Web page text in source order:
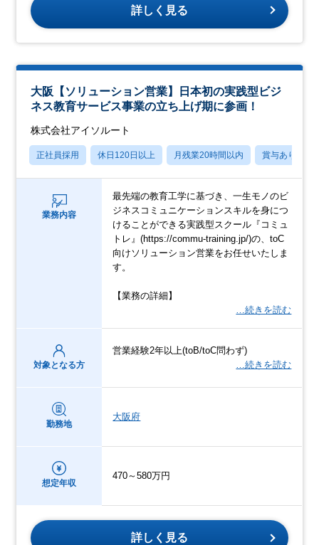
詳しく見る
大阪【ソリューション営業】日本初の実践型ビジ
ネス教育サービス事業の立ち上げ期に参画！
株式会社アイソルート
正社員採用 休日120日以上 月残業20時間以内 賞与あり
業務内容
最先端の教育工学に基づき、一生モノのビ
ジネスコミュニケーションスキルを身につ
けることができる実践型スクール『コミュ
トレ』(https://commu-training.jp/)の、toC
向けソリューション営業をお任せいたしま
す。
【業務の詳細】
…続きを読む
対象となる方
営業経験2年以上(toB/toC問わず)
…続きを読む
勤務地
大阪府
想定年収
470～580万円
詳しく見る